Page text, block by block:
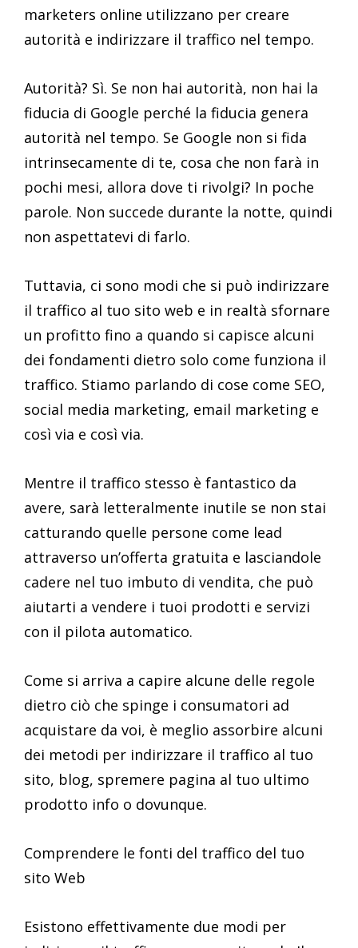
marketers online utilizzano per creare
autorità e indirizzare il traffico nel tempo.
Autorità? Sì. Se non hai autorità, non hai la
fiducia di Google perché la fiducia genera
autorità nel tempo. Se Google non si fida
intrinsecamente di te, cosa che non farà in
pochi mesi, allora dove ti rivolgi? In poche
parole. Non succede durante la notte, quindi
non aspettatevi di farlo.
Tuttavia, ci sono modi che si può indirizzare
il traffico al tuo sito web e in realtà sfornare
un profitto fino a quando si capisce alcuni
dei fondamenti dietro solo come funziona il
traffico. Stiamo parlando di cose come SEO,
social media marketing, email marketing e
così via e così via.
Mentre il traffico stesso è fantastico da
avere, sarà letteralmente inutile se non stai
catturando quelle persone come lead
attraverso un’offerta gratuita e lasciandole
cadere nel tuo imbuto di vendita, che può
aiutarti a vendere i tuoi prodotti e servizi
con il pilota automatico.
Come si arriva a capire alcune delle regole
dietro ciò che spinge i consumatori ad
acquistare da voi, è meglio assorbire alcuni
dei metodi per indirizzare il traffico al tuo
sito, blog, spremere pagina al tuo ultimo
prodotto info o dovunque.
Comprendere le fonti del traffico del tuo
sito Web
Esistono effettivamente due modi per